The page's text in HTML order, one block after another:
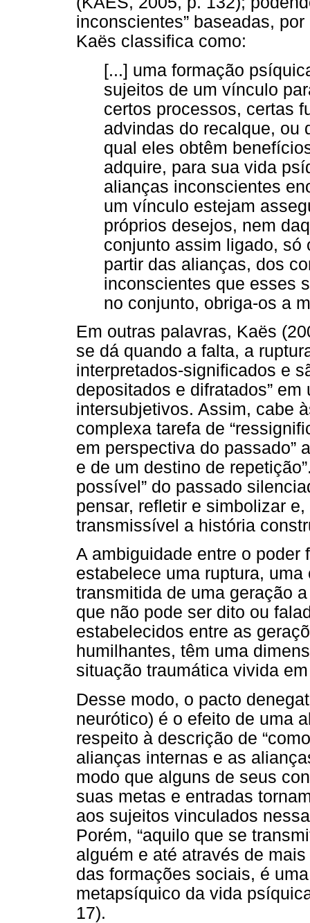
inconscientes” baseadas,
Kaës classifica como:
[...] uma formação
sujeitos de um vínculo
certos processos, certas
advindas do recalque, ou
qual eles obtêm
adquire, para sua vida
alianças inconscientes
um vínculo estejam
próprios desejos, nem
conjunto assim ligado, só
partir das alianças, dos
inconscientes que esses
no conjunto, obriga-os a
Em outras palavras, Kaës
se dá quando a falta, a
interpretados-significados e
depositados e difratados”
intersubjetivos. Assim, cabe
complexa tarefa de
em perspectiva do passado”
e de um destino de
possível” do passado
pensar, refletir e simbolizar
transmissível a história
A ambiguidade entre o poder
estabelece uma ruptura,
transmitida de uma geração
que não pode ser dito ou
estabelecidos entre as
humilhantes, têm uma
situação traumática vivida
Desse modo, o pacto
neurótico) é o efeito de uma
respeito à descrição de
alianças internas e as
modo que alguns de seus
suas metas e entradas
aos sujeitos vinculados
Porém, “aquilo que se
alguém e até através de
das formações sociais, é
metapsíquico da vida
17).